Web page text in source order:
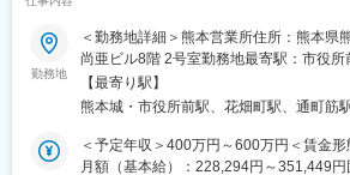
ートワーク就業を活用しております。
■教育・研修体制
・当社ではエンジニア第一の考えの元、
ンから受け入れ後のフォローまでを一気
また、技術管理担当と営業が定期的に面
場に問題がないかを確認します。エンジ
■業務内容：
事業拡大に伴い、全国に展開する各事業
候補を募集します。
配属はドライバー派遣事業となり、主に
ている物流の企業に対して、派遣ドライ
いただきます。
【変更の範囲：会社の定める業務】
勤務地
＜勤務地詳細＞熊本営業所住所：熊本県
尚亜ビル8階 2号室勤務地最寄駅：市役
策：屋内全面禁煙変更の範囲：本文参照
【最寄り駅】
熊本城・市役所前駅、花畑町駅、通町筋
＜予定年収＞400万円～600万円＜賃金
月額（基本給）：228,294円～351,449円